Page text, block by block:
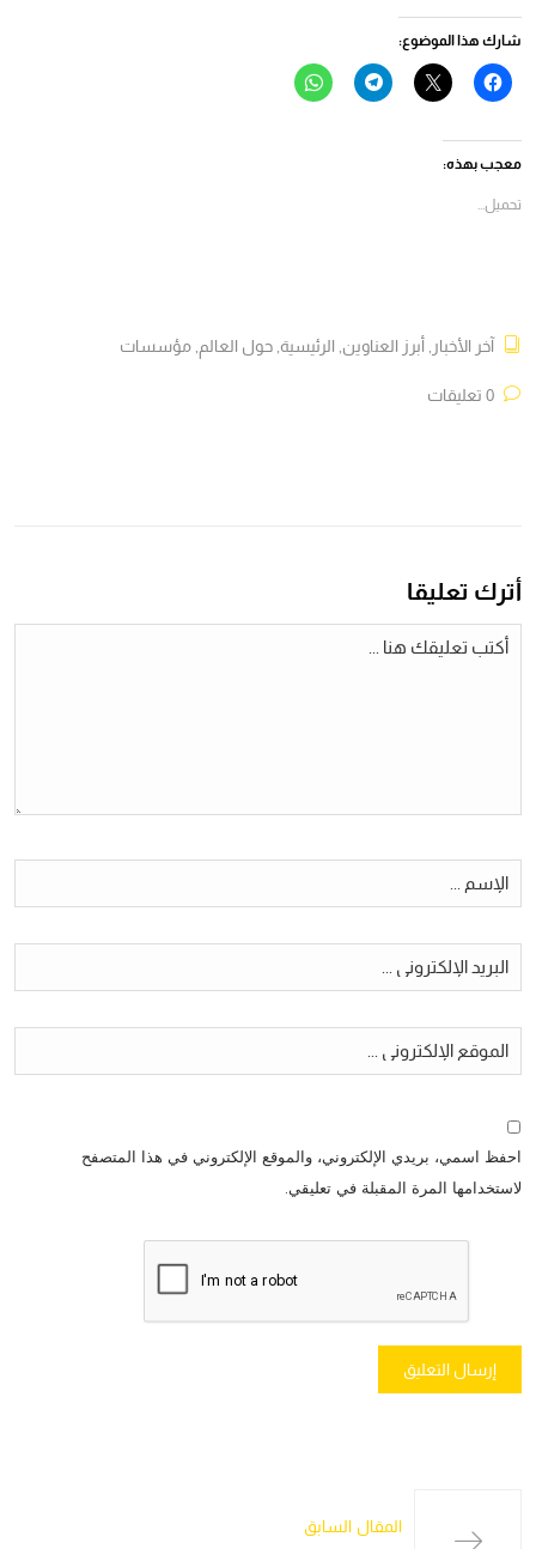
شارك هذا الموضوع:
انقر
للمشاركة
(فتح
في
نافذة
النقر
للمشاركة
انقر
للمشاركة
انقر
للمشاركة
معجب بهذه:
تحميل...
آخر الأخبار أبرز العناوين الرئيسية حول العالم مؤسسات
أترك تعليقا
احفظ اسمي، بريدي الإلكتروني، والموقع الإلكتروني في هذا المتصفح
لاستخدامها المرة المقبلة في تعليقي.
المقال السابق